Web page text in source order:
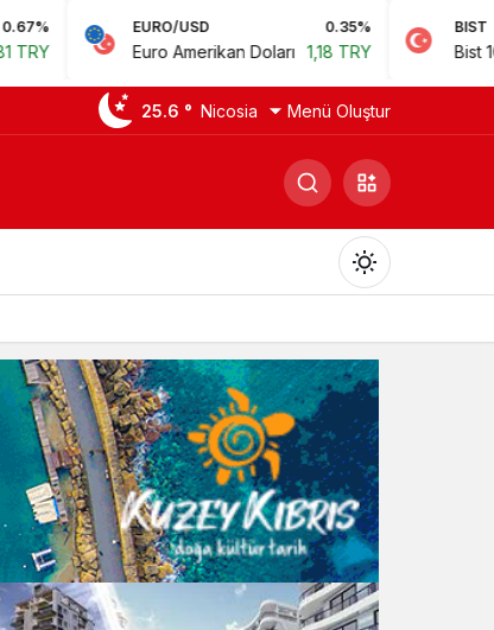
EURO/USD 0.35%
Euro Amerikan Doları 1,18 TRY
BIST
Bist 100 14.168,35
25.6 ° Nicosia Menü Oluştur
Gündüz Modu
Gündüz modunu seçin.
Gece Modu
Gece modunu seçin.